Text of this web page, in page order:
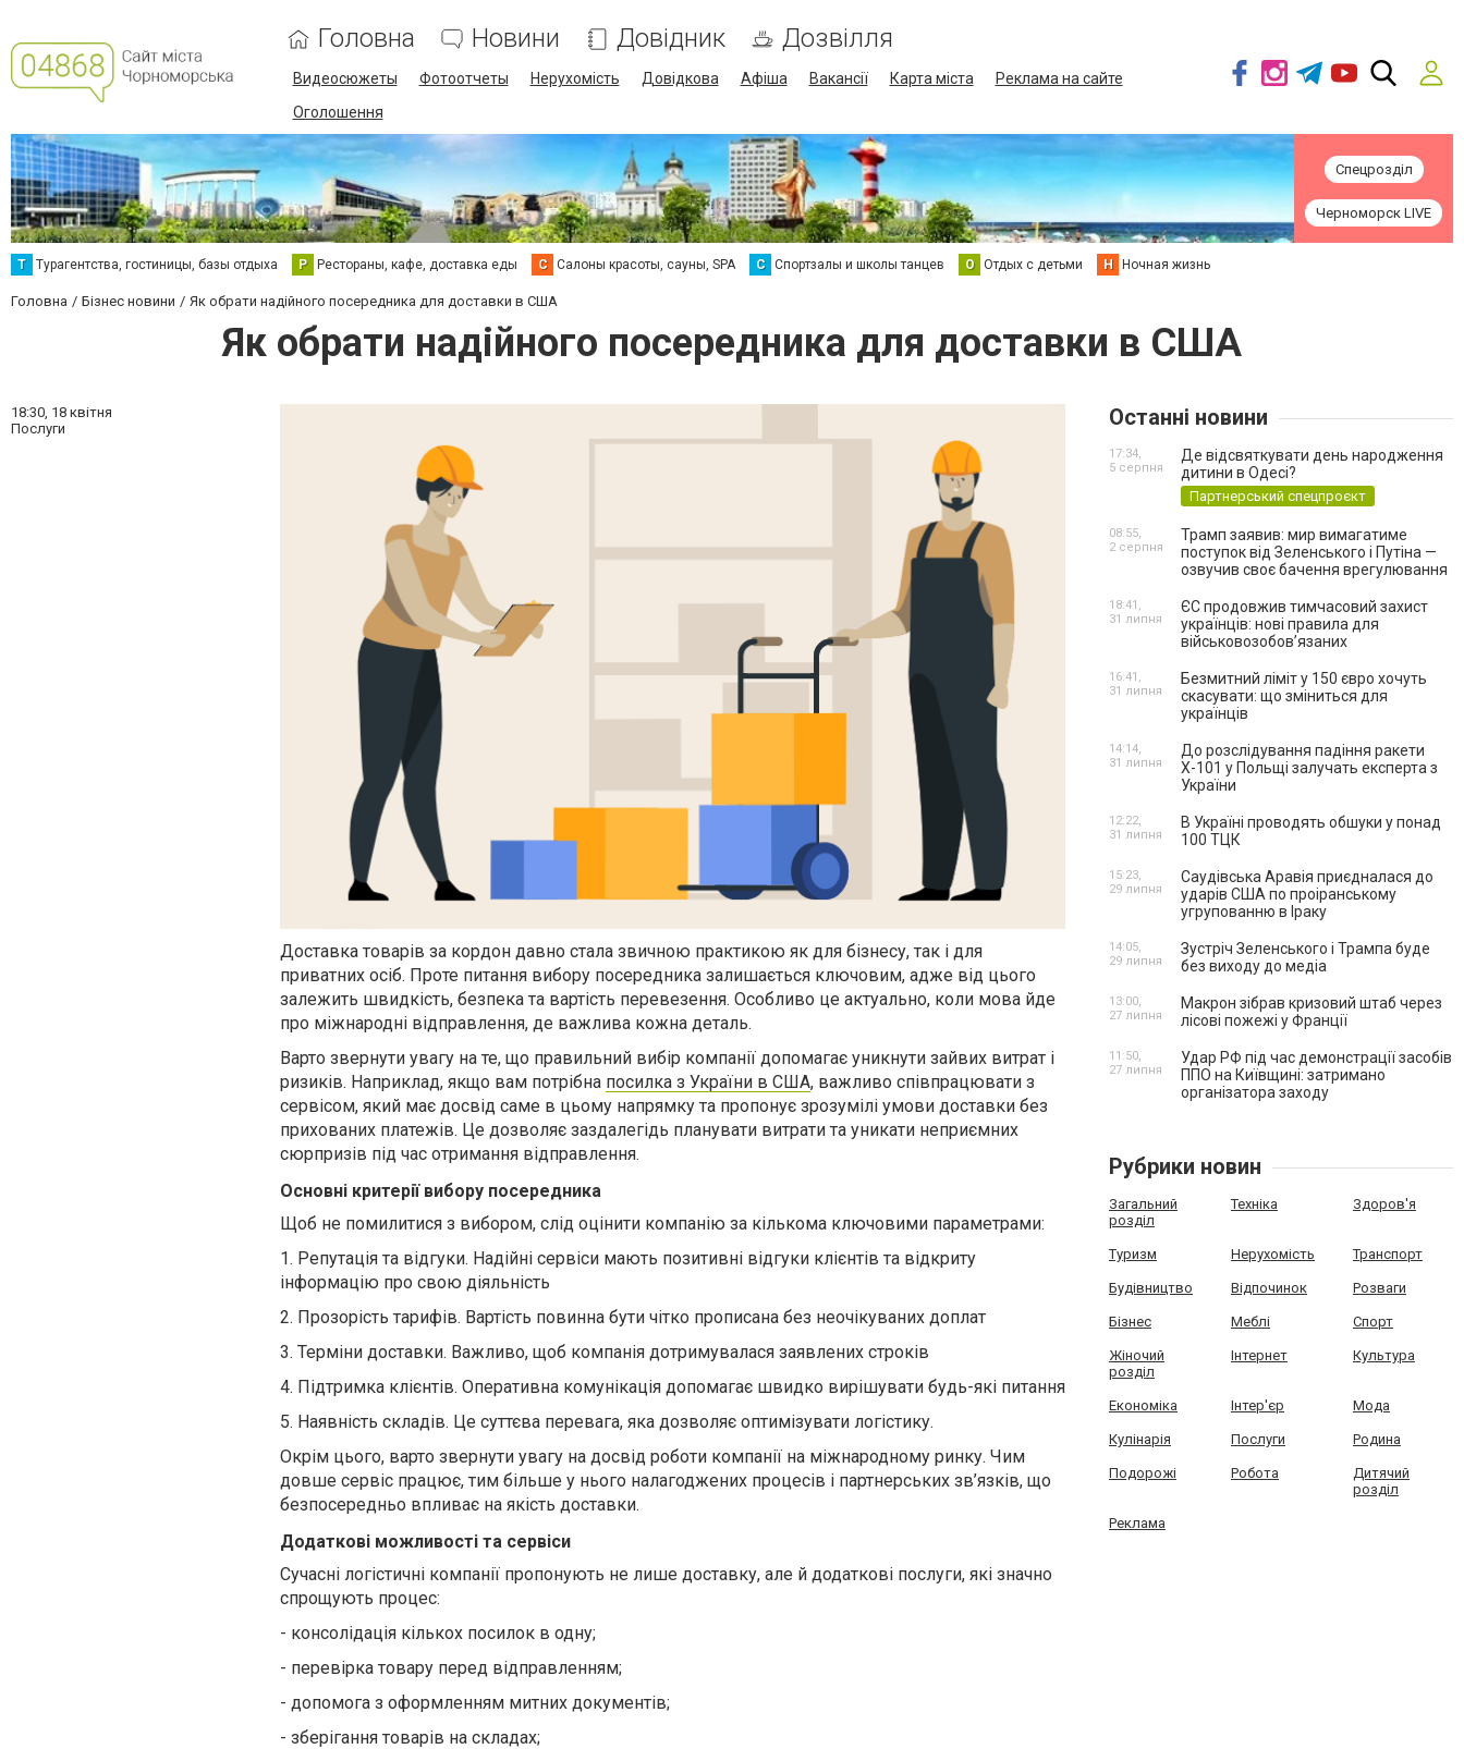
Головна Новини Довідник Дозвілля
Видеосюжеты Фотоотчеты Нерухомість Довідкова Афіша Вакансії Карта міста
Реклама на сайте
Оголошення
Спецрозділ
Черноморск LIVE
Т Турагентства, гостиницы, базы отдыха Р Рестораны, кафе, доставка еды С Салоны красоты, сауны, SPA С Спортзалы и школы танцев О Отдых с детьми Н Ночная жизнь
Головна Бізнес новини Як обрати надійного посередника для доставки в США
Як обрати надійного посередника для доставки в США
18:30, 18 квітня
Послуги
Доставка товарів за кордон давно стала звичною практикою як для бізнесу, так і для
приватних осіб. Проте питання вибору посередника залишається ключовим, адже від цього
залежить швидкість, безпека та вартість перевезення. Особливо це актуально, коли мова йде
про міжнародні відправлення, де важлива кожна деталь.
Варто звернути увагу на те, що правильний вибір компанії допомагає уникнути зайвих витрат і
ризиків. Наприклад, якщо вам потрібна посилка з України в США, важливо співпрацювати з
сервісом, який має досвід саме в цьому напрямку та пропонує зрозумілі умови доставки без
прихованих платежів. Це дозволяє заздалегідь планувати витрати та уникати неприємних
сюрпризів під час отримання відправлення.
Основні критерії вибору посередника
Щоб не помилитися з вибором, слід оцінити компанію за кількома ключовими параметрами:
1. Репутація та відгуки. Надійні сервіси мають позитивні відгуки клієнтів та відкриту
інформацію про свою діяльність
2. Прозорість тарифів. Вартість повинна бути чітко прописана без неочікуваних доплат
3. Терміни доставки. Важливо, щоб компанія дотримувалася заявлених строків
4. Підтримка клієнтів. Оперативна комунікація допомагає швидко вирішувати будь-які питання
5. Наявність складів. Це суттєва перевага, яка дозволяє оптимізувати логістику.
Окрім цього, варто звернути увагу на досвід роботи компанії на міжнародному ринку. Чим
довше сервіс працює, тим більше у нього налагоджених процесів і партнерських зв’язків, що
безпосередньо впливає на якість доставки.
Додаткові можливості та сервіси
Сучасні логістичні компанії пропонують не лише доставку, але й додаткові послуги, які значно
спрощують процес:
- консолідація кількох посилок в одну;
- перевірка товару перед відправленням;
- допомога з оформленням митних документів;
- зберігання товарів на складах;
Останні новини
Де відсвяткувати день народження
дитини в Одесі?
Партнерський спецпроєкт
17:34,
5 серпня
Трамп заявив: мир вимагатиме
поступок від Зеленського і Путіна —
озвучив своє бачення врегулювання
08:55,
2 серпня
ЄС продовжив тимчасовий захист
українців: нові правила для
військовозобов’язаних
18:41,
31 липня
Безмитний ліміт у 150 євро хочуть
скасувати: що зміниться для
українців
16:41,
31 липня
До розслідування падіння ракети
Х-101 у Польщі залучать експерта з
України
14:14,
31 липня
В Україні проводять обшуки у понад
100 ТЦК
12:22,
31 липня
Саудівська Аравія приєдналася до
ударів США по проіранському
угрупованню в Іраку
15:23,
29 липня
Зустріч Зеленського і Трампа буде
без виходу до медіа
14:05,
29 липня
Макрон зібрав кризовий штаб через
лісові пожежі у Франції
13:00,
27 липня
Удар РФ під час демонстрації засобів
ППО на Київщині: затримано
організатора заходу
11:50,
27 липня
Рубрики новин
Загальний
розділ
Техніка Здоров'я
Туризм Нерухомість Транспорт
Будівництво Відпочинок Розваги
Бізнес Меблі Спорт
Жіночий
розділ
Інтернет Культура
Економіка Інтер'єр Мода
Кулінарія Послуги Родина
Подорожі Робота
Дитячий
розділ
Реклама